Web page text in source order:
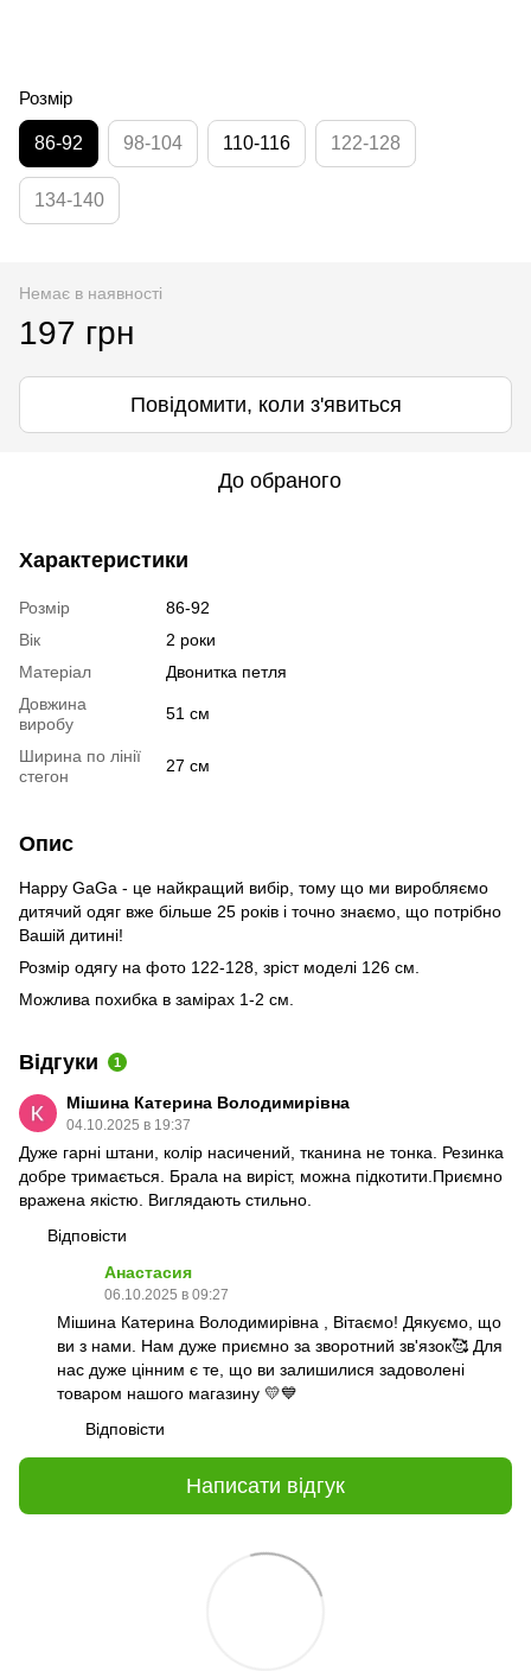
Розмір
86-92 98-104 110-116 122-128
134-140
Немає в наявності
197 грн
Повідомити, коли з'явиться
До обраного
Характеристики
Розмір
86-92
Вік
2 роки
Матеріал
Двонитка петля
Довжина
виробу
51 см
Ширина по лінії
стегон
27 см
Опис
Happy GaGa - це найкращий вибір, тому що ми виробляємо
дитячий одяг вже більше 25 років і точно знаємо, що потрібно
Вашій дитині!
Розмір одягу на фото 122-128, зріст моделі 126 см.
Можлива похибка в замірах 1-2 см.
Відгуки 1
Мішина Катерина Володимирівна
04.10.2025 в 19:37
Дуже гарні штани, колір насичений, тканина не тонка. Резинка
добре тримається. Брала на виріст, можна підкотити.Приємно
вражена якістю. Виглядають стильно.
Відповісти
Анастасия
06.10.2025 в 09:27
Мішина Катерина Володимирівна , Вітаємо! Дякуємо, що
ви з нами. Нам дуже приємно за зворотний зв'язок🥰 Для
нас дуже цінним є те, що ви залишилися задоволені
товаром нашого магазину 💛💙
Відповісти
Написати відгук